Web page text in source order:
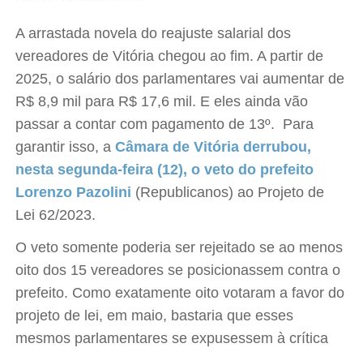
A arrastada novela do reajuste salarial dos
vereadores de Vitória chegou ao fim. A partir de
2025, o salário dos parlamentares vai aumentar de
R$ 8,9 mil para R$ 17,6 mil. E eles ainda vão
passar a contar com pagamento de 13º. Para
garantir isso, a Câmara de Vitória derrubou,
nesta segunda-feira (12), o veto do prefeito
Lorenzo Pazolini (Republicanos) ao Projeto de
Lei 62/2023.
O veto somente poderia ser rejeitado se ao menos
oito dos 15 vereadores se posicionassem contra o
prefeito. Como exatamente oito votaram a favor do
projeto de lei, em maio, bastaria que esses
mesmos parlamentares se expusessem à crítica